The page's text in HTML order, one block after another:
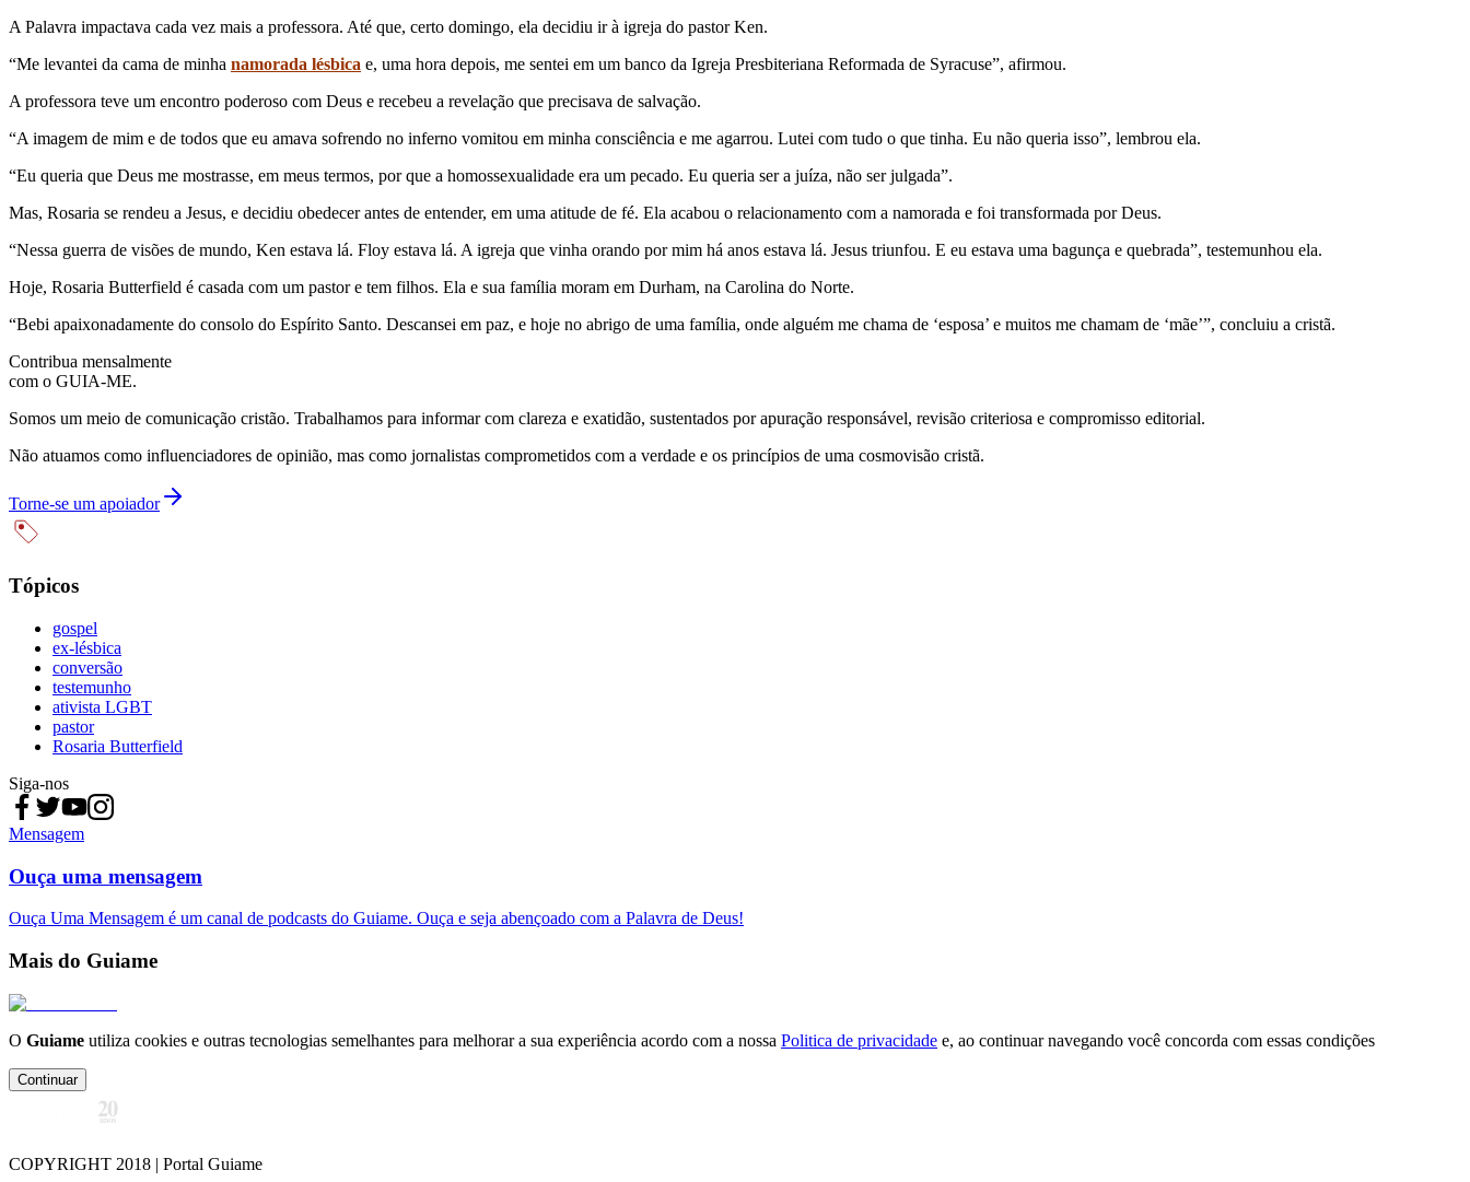
A Palavra impactava cada vez mais a professora. Até que, certo domingo, ela decidiu ir à igreja do pastor Ken.
“Me levantei da cama de minha namorada lésbica e, uma hora depois, me sentei em um banco da Igreja Presbiteriana Reformada de Syracuse”, afirmou.
A professora teve um encontro poderoso com Deus e recebeu a revelação que precisava de salvação.
“A imagem de mim e de todos que eu amava sofrendo no inferno vomitou em minha consciência e me agarrou. Lutei com tudo o que tinha. Eu não queria isso”, lembrou ela.
“Eu queria que Deus me mostrasse, em meus termos, por que a homossexualidade era um pecado. Eu queria ser a juíza, não ser julgada”.
Mas, Rosaria se rendeu a Jesus, e decidiu obedecer antes de entender, em uma atitude de fé. Ela acabou o relacionamento com a namorada e foi transformada por Deus.
“Nessa guerra de visões de mundo, Ken estava lá. Floy estava lá. A igreja que vinha orando por mim há anos estava lá. Jesus triunfou. E eu estava uma bagunça e quebrada”, testemunhou ela.
Hoje, Rosaria Butterfield é casada com um pastor e tem filhos. Ela e sua família moram em Durham, na Carolina do Norte.
“Bebi apaixonadamente do consolo do Espírito Santo. Descansei em paz, e hoje no abrigo de uma família, onde alguém me chama de ‘esposa’ e muitos me chamam de ‘mãe’”, concluiu a cristã.
Contribua mensalmente
com o GUIA-ME.
Somos um meio de comunicação cristão. Trabalhamos para informar com clareza e exatidão, sustentados por apuração responsável, revisão criteriosa e compromisso editorial.
Não atuamos como influenciadores de opinião, mas como jornalistas comprometidos com a verdade e os princípios de uma cosmovisão cristã.
Torne-se um apoiador
Tópicos
gospel
ex-lésbica
conversão
testemunho
ativista LGBT
pastor
Rosaria Butterfield
Siga-nos
Mensagem
Ouça uma mensagem
Ouça Uma Mensagem é um canal de podcasts do Guiame. Ouça e seja abençoado com a Palavra de Deus!
Mais do Guiame
O Guiame utiliza cookies e outras tecnologias semelhantes para melhorar a sua experiência acordo com a nossa Politica de privacidade e, ao continuar navegando você concorda com essas condições
Continuar
COPYRIGHT 2018 | Portal Guiame